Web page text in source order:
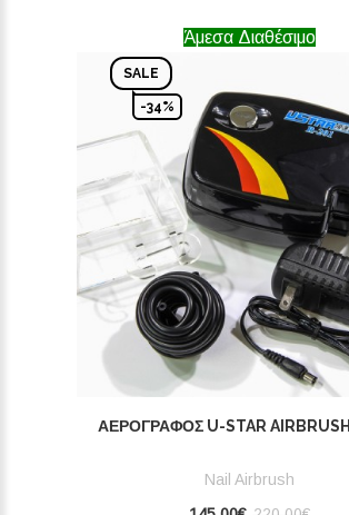
SALE
-34%
Άμεσα Διαθέσιμο
ΑΕΡΟΓΡΆΦΟΣ U-STAR
Nail Airbrush